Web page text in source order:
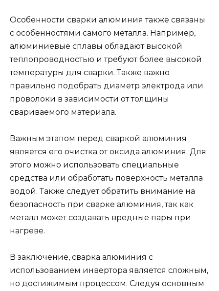
Особенности сварки алюминия также связаны
с особенностями самого металла. Например,
алюминиевые сплавы обладают высокой
теплопроводностью и требуют более высокой
температуры для сварки. Также важно
правильно подобрать диаметр электрода или
проволоки в зависимости от толщины
свариваемого материала.
Важным этапом перед сваркой алюминия
является его очистка от оксида алюминия. Для
этого можно использовать специальные
средства или обработать поверхность металла
водой. Также следует обратить внимание на
безопасность при сварке алюминия, так как
металл может создавать вредные пары при
нагреве.
В заключение, сварка алюминия с
использованием инвертора является сложным,
но достижимым процессом. Следуя основным